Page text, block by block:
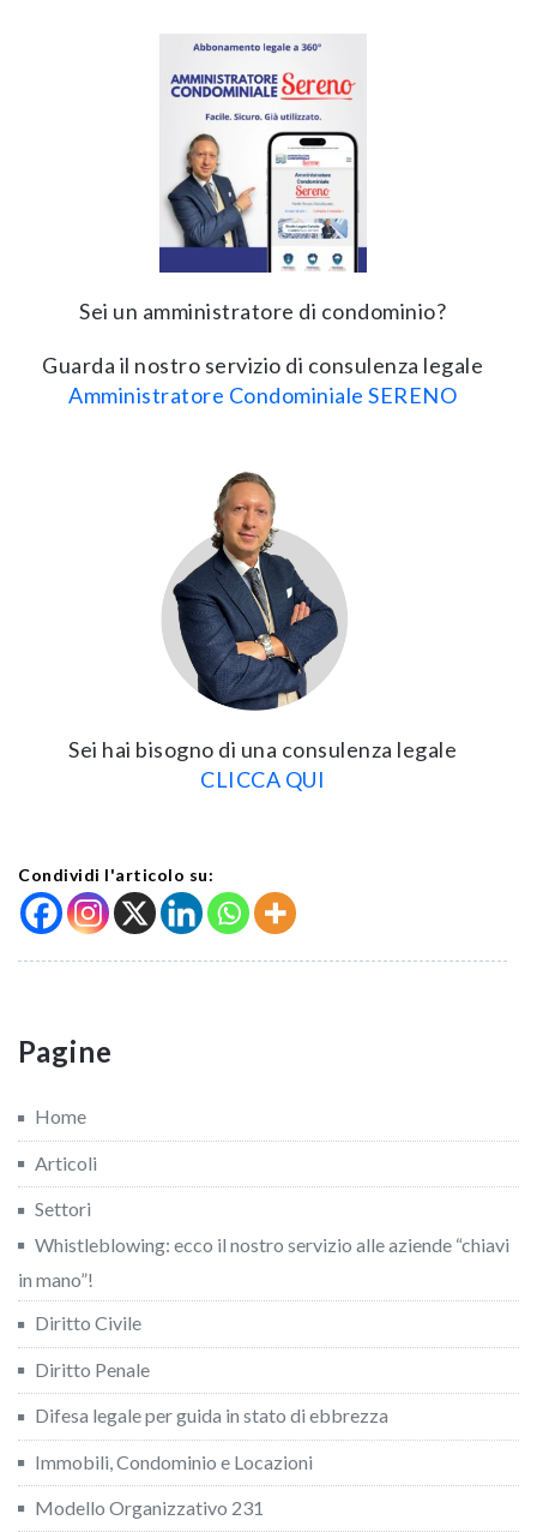
Sei un amministratore di condominio?
Guarda il nostro servizio di consulenza legale
Amministratore Condominiale SERENO
Sei hai bisogno di una consulenza legale
CLICCA QUI
Condividi l'articolo su:
Pagine
Home
Articoli
Settori
Whistleblowing: ecco il nostro servizio alle aziende “chiavi
in mano”!
Diritto Civile
Diritto Penale
Difesa legale per guida in stato di ebbrezza
Immobili, Condominio e Locazioni
Modello Organizzativo 231